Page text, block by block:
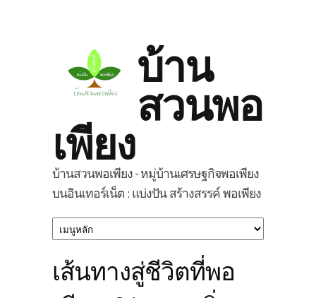
บ้าน
สวนพอ
เพียง
บ้านสวนพอเพียง - หมู่บ้านเศรษฐกิจพอเพียง
บนอินเทอร์เน็ต : แบ่งปัน สร้างสรรค์ พอเพียง
เส้นทางสู่ชีวิตที่พอ